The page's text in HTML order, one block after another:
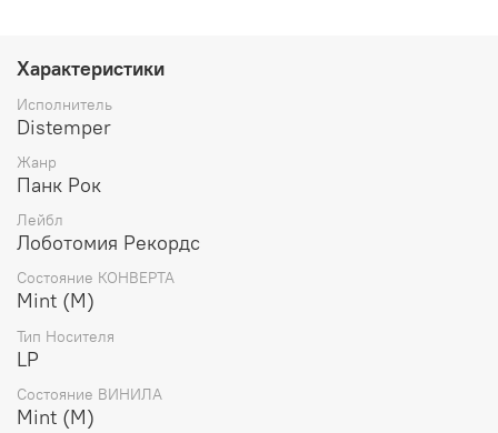
Характеристики
Исполнитель
Distemper
Жанр
Панк Рок
Лейбл
Лоботомия Рекордс
Состояние КОНВЕРТА
Mint (M)
Тип Носителя
LP
Состояние ВИНИЛА
Mint (M)